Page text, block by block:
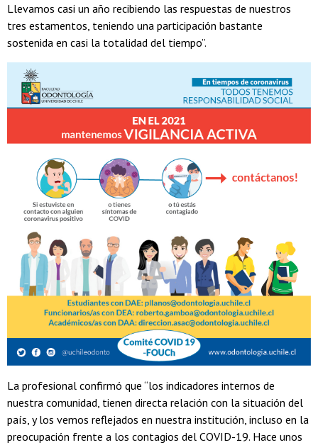
Llevamos casi un año recibiendo las respuestas de nuestros
tres estamentos, teniendo una participación bastante
sostenida en casi la totalidad del tiempo”.
La profesional confirmó que “los indicadores internos de
nuestra comunidad, tienen directa relación con la situación del
país, y los vemos reflejados en nuestra institución, incluso en la
preocupación frente a los contagios del COVID-19. Hace unos